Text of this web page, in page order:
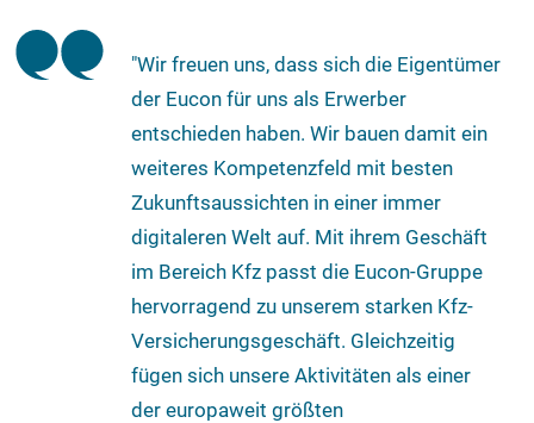
"Wir freuen uns, dass sich die Eigentümer
der Eucon für uns als Erwerber
entschieden haben. Wir bauen damit ein
weiteres Kompetenzfeld mit besten
Zukunftsaussichten in einer immer
digitaleren Welt auf. Mit ihrem Geschäft
im Bereich Kfz passt die Eucon-Gruppe
hervorragend zu unserem starken Kfz-
Versicherungsgeschäft. Gleichzeitig
fügen sich unsere Aktivitäten als einer
der europaweit größten